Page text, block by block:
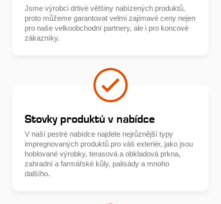
Jsme výrobci drtivé většiny nabízených produktů,
proto můžeme garantovat velmi zajímavé ceny nejen
pro naše velkoobchodní partnery, ale i pro koncové
zákazníky.
Stovky produktů v nabídce
V naší pestré nabídce najdete nejrůznější typy
impregnovaných produktů pro váš exteriér, jako jsou
hoblované výrobky, terasová a obkladová prkna,
zahradní a farmářské kůly, palisády a mnoho
dalšího.